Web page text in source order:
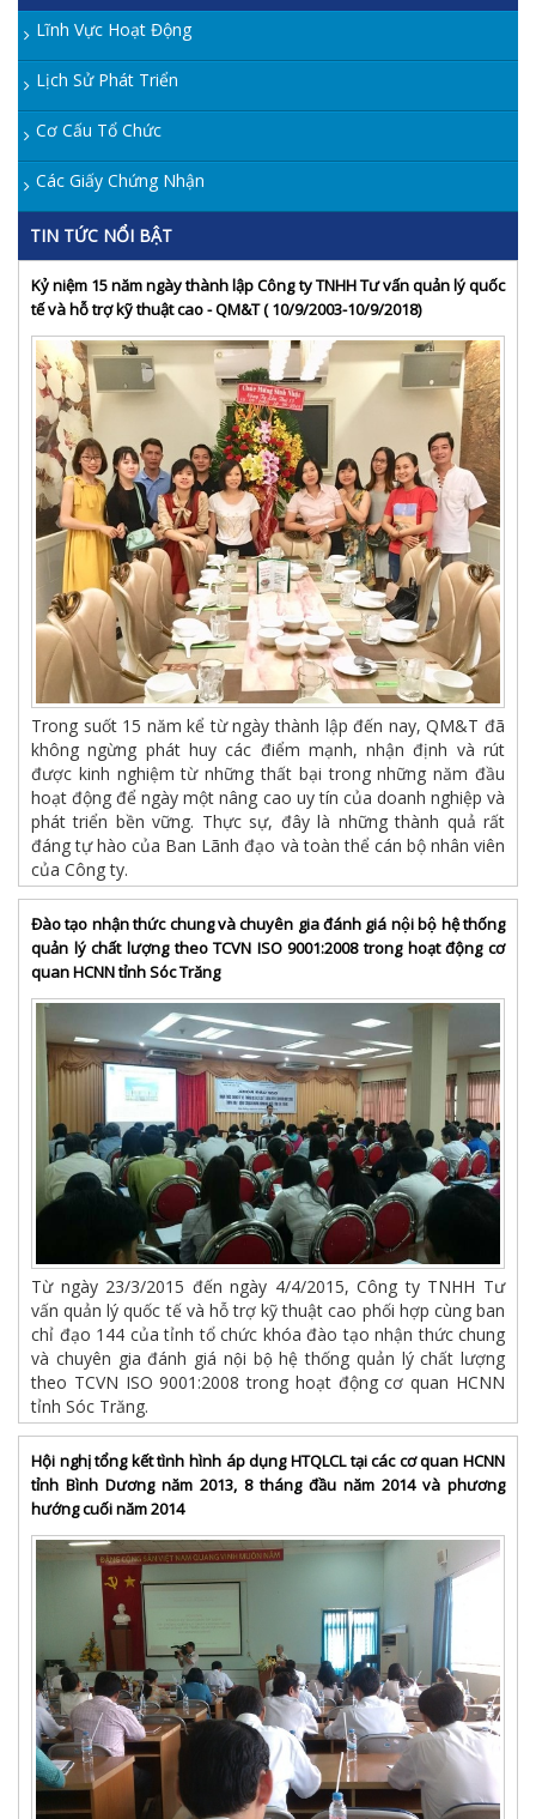
Lĩnh Vực Hoạt Động
Lịch Sử Phát Triển
Cơ Cấu Tổ Chức
Các Giấy Chứng Nhận
TIN TỨC NỔI BẬT
Kỷ niệm 15 năm ngày thành lập Công ty TNHH Tư vấn quản lý quốc
tế và hỗ trợ kỹ thuật cao - QM&T ( 10/9/2003-10/9/2018)
Trong suốt 15 năm kể từ ngày thành lập đến nay, QM&T đã
không ngừng phát huy các điểm mạnh, nhận định và rút
được kinh nghiệm từ những thất bại trong những năm đầu
hoạt động để ngày một nâng cao uy tín của doanh nghiệp và
phát triển bền vững. Thực sự, đây là những thành quả rất
đáng tự hào của Ban Lãnh đạo và toàn thể cán bộ nhân viên
của Công ty.
Đào tạo nhận thức chung và chuyên gia đánh giá nội bộ hệ thống
quản lý chất lượng theo TCVN ISO 9001:2008 trong hoạt động cơ
quan HCNN tỉnh Sóc Trăng
Từ ngày 23/3/2015 đến ngày 4/4/2015, Công ty TNHH Tư
vấn quản lý quốc tế và hỗ trợ kỹ thuật cao phối hợp cùng ban
chỉ đạo 144 của tỉnh tổ chức khóa đào tạo nhận thức chung
và chuyên gia đánh giá nội bộ hệ thống quản lý chất lượng
theo TCVN ISO 9001:2008 trong hoạt động cơ quan HCNN
tỉnh Sóc Trăng.
Hội nghị tổng kết tình hình áp dụng HTQLCL tại các cơ quan HCNN
tỉnh Bình Dương năm 2013, 8 tháng đầu năm 2014 và phương
hướng cuối năm 2014